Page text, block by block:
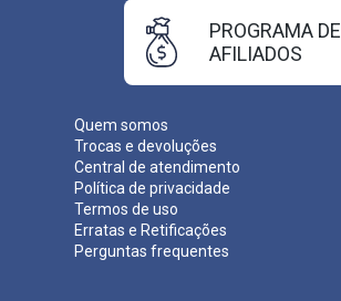
Quem somos
Trocas e devoluções
Central de atendimento
Política de privacidade
Termos de uso
Erratas e Retificações
Perguntas frequentes
PROGRAMA DE
AFILIADOS